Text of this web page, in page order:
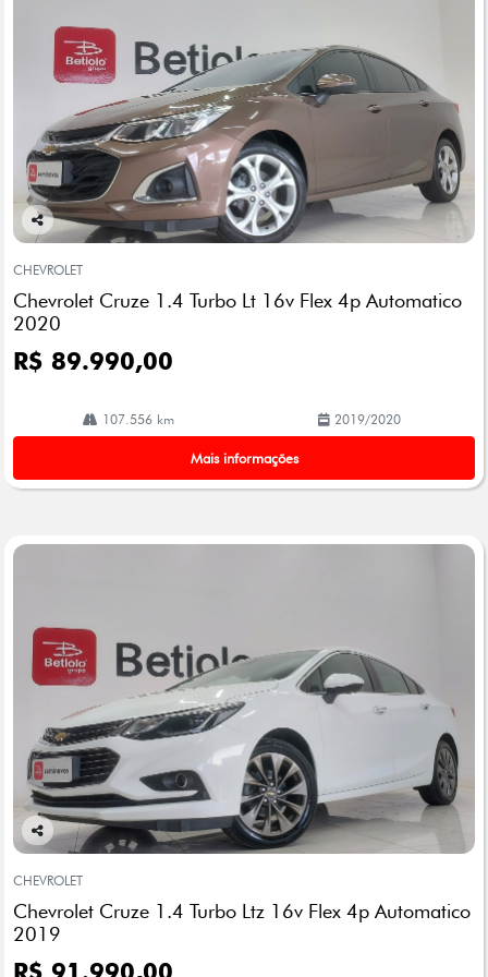
Co
arti
lhe
CHEVROLET
Chevrolet Cruze 1.4 Turbo Lt 16v Flex 4p Automatico
2020
R$ 89.990,00
107.556 km 2019/2020
Mais informações
Co
arti
lhe
CHEVROLET
Chevrolet Cruze 1.4 Turbo Ltz 16v Flex 4p Automatico
2019